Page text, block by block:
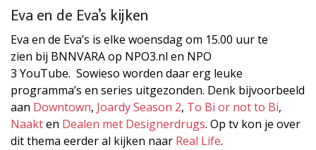
Eva en de Eva’s kijken
Eva en de Eva’s is elke woensdag om 15.00 uur te
zien bij BNNVARA op NPO3.nl en NPO
3 YouTube. Sowieso worden daar erg leuke
programma’s en series uitgezonden. Denk bijvoorbeeld
aan Downtown, Joardy Season 2, To Bi or not to Bi,
Naakten Dealen met Designerdrugs. Op tv kon je over
dit thema eerder al kijken naar Real Life.